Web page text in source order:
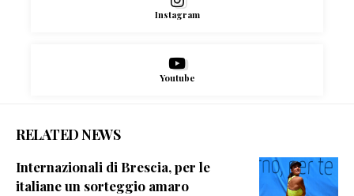
Instagram
Youtube
RELATED NEWS
Internazionali di Brescia, per le
italiane un sorteggio amaro